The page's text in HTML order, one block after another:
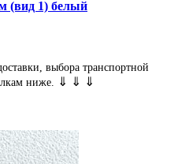
(вид 1) белый
выбора транспортной
ниже. ⇓ ⇓ ⇓